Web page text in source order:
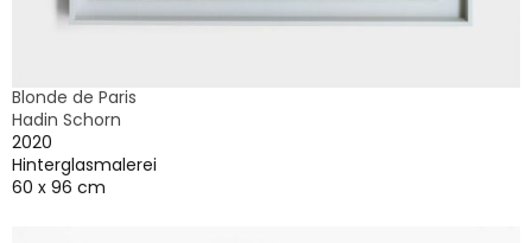
Blonde de Paris
Hadin Schorn
2020
Hinterglasmalerei
60 x 96 cm